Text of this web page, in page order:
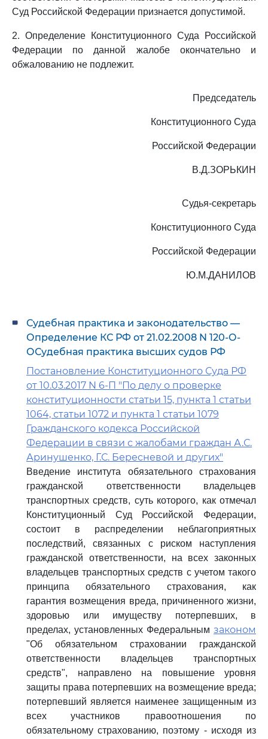
Суд Российской Федерации признается допустимой.
2. Определение Конституционного Суда Российской
Федерации по данной жалобе окончательно и
обжалованию не подлежит.
Председатель
Конституционного Суда
Российской Федерации
В.Д.ЗОРЬКИН
Судья-секретарь
Конституционного Суда
Российской Федерации
Ю.М.ДАНИЛОВ
Судебная практика и законодательство —
Определение КС РФ от 21.02.2008 N 120-О-
ОСудебная практика высших судов РФ
Постановление Конституционного Суда РФ
от 10.03.2017 N 6-П "По делу о проверке
конституционности статьи 15, пункта 1 статьи
1064, статьи 1072 и пункта 1 статьи 1079
Гражданского кодекса Российской
Федерации в связи с жалобами граждан А.С.
Аринушенко, Г.С. Бересневой и других"
Введение института обязательного страхования
гражданской ответственности владельцев
транспортных средств, суть которого, как отмечал
Конституционный Суд Российской Федерации,
состоит в распределении неблагоприятных
последствий, связанных с риском наступления
гражданской ответственности, на всех законных
владельцев транспортных средств с учетом такого
принципа обязательного страхования, как
гарантия возмещения вреда, причиненного жизни,
здоровью или имуществу потерпевших, в
пределах, установленных Федеральным законом
"Об обязательном страховании гражданской
ответственности владельцев транспортных
средств", направлено на повышение уровня
защиты права потерпевших на возмещение вреда;
потерпевший является наименее защищенным из
всех участников правоотношения по
обязательному страхованию, поэтому - исходя из